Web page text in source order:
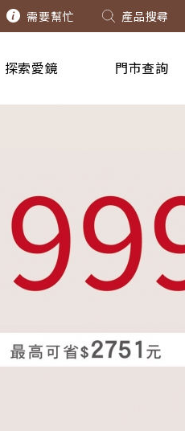
需要幫忙 產品搜尋
探索愛鏡 門市查詢